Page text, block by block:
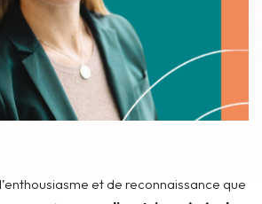
et de reconnaissance que